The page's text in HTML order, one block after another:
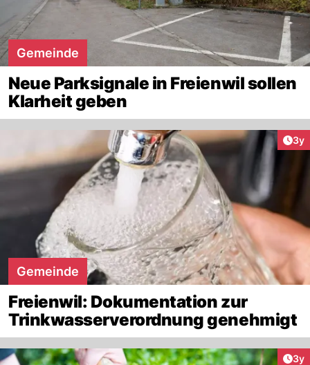
Gemeinde
Neue Parksignale in Freienwil sollen
Klarheit geben
3y
Gemeinde
Freienwil: Dokumentation zur
Trinkwasserverordnung genehmigt
3y